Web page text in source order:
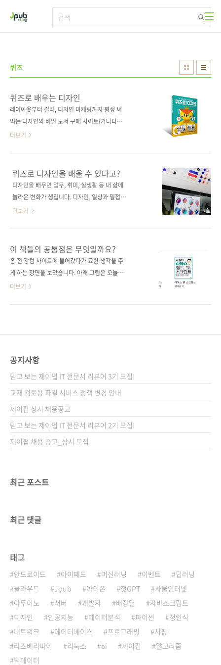
퀴즈
퀴즈로 배우는 디자인
레이아웃부터 컬러, 디자인 마케팅까지 평생 써
먹는 디자인의 비밀 도서 구매 사이트(가나다
순) [교보문고] [도서11번가] [알라딘] [예스
라딘 / 예스이십사 출판사 제이펍저작권사 SBク
リエイティブ원서명 クイズdeデザイン도서
명 퀴즈로 배우는 디자인부제목 레이아웃부
의 비밀지은이 ingectar-e옮긴이 구수영감수자
(없음)시리즈 (없음)출판일 2024년 4월 19일페
제 본 무선(soft cover)정 가 20,000원ISBN
979-11-93926-14-7 (13650)키워드 레이아
웃, 컬러..
더보기
퀴즈로 디자인을 배울 수 있다고?
디자인을 배우면 업무, 취미, 실생활 등 내 삶에
놀라운 변화가 생깁니다. 디자인, 일상과 밀접하
게 연결되어 있는 지식이지만 막상 배워야 한다
한 번쯤 배워 보고 싶지 않나요? 디자인이라고
이야기하면 '예쁜 것'을 떠올릴 수 있습니다. 하
지만, 예쁘기만 하다고 다 좋은 디자인일까요?
작품을 만들면 그 결과물이 세상에서 가장 멋진,
혹은 보기에 좋은 작품이 될까요? 결코 그렇지
지만, ..
더보기
이 책들의 공통점은 무엇일까요?
좀 전 강컴 사이트에 들어갔다가 묘한 생각을 주
게 하는 장면을 보았습니다. 아래 그림은 오늘자
강컴 메인 페이지의 예약도서 코너에 있는 도서
이유가 과연 뭘까요? ^^ 최소한 제가 아는 공통
개가 있습니다. 지금 갑자기 든 재미난 생각인데,
이 책들의 공통점을 맞추시는 분에게 10월에 출
간될 [클라우드의 충격]이란 클라우드 컴퓨팅관
련 책을 보내드리도록 하겠습니다. 댓글로 맞춰
주세요. 맞추시는 분에게는 메일이나 블로그..
더보기
공지사항
믿고 보는 제이펍 IT 전문서 리뷰어 3기 모집!
교재 검토용 파일 서비스 정책 변경 안내
제이펍 상시 채용공고
믿고 보는 제이펍 IT 전문서 리뷰어 2기 모집!
제이펍 채용 공고_상시 모집
최근 포스트
최근 댓글
태그
안드로이드 아이패드 머신러닝 이벤트
딥러닝
클라우드
Jpub 아이폰 챗GPT
사물인터넷
아두이노
서버 개발자 배장열
자바스크립트
디자인
인공지능 데이터분석 파이썬
정인식
네트워크
데이터베이스 프로그래밍
서평
라즈베리파이
리눅스 ai 제이펍
알고리즘
빅데이터